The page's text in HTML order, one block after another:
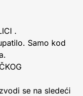
.
Samo kod
se na sledeći